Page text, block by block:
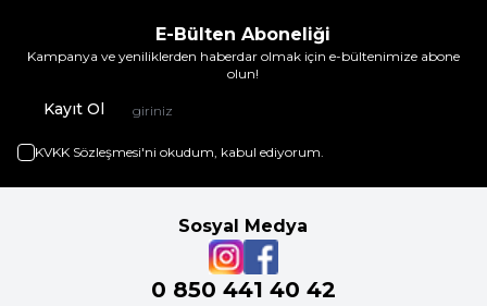
E-Bülten Aboneliği
Kampanya ve yeniliklerden haberdar olmak için e-bültenimize abone
olun!
Kayıt Ol
KVKK Sözleşmesi'ni okudum, kabul ediyorum.
Sosyal Medya
0 850 441 40 42